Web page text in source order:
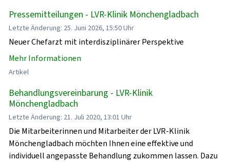
Pressemitteilungen - LVR-Klinik Mönchengladbach
Letzte Änderung: 25. Juni 2026, 15:50 Uhr
Neuer Chefarzt mit interdisziplinärer Perspektive
Mehr Informationen
Artikel
Behandlungsvereinbarung - LVR-Klinik
Mönchengladbach
Letzte Änderung: 21. Juli 2020, 13:01 Uhr
Die Mitarbeiterinnen und Mitarbeiter der LVR-Klinik
Mönchengladbach möchten Ihnen eine effektive und
individuell angepasste Behandlung zukommen lassen. Dazu